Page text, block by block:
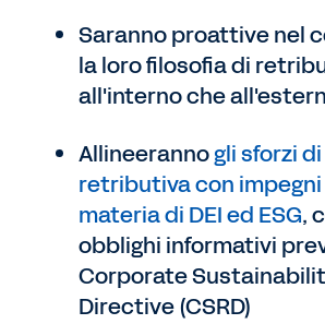
Saranno proattive nel
la loro filosofia di
all'interno che
Allineerannogli sforzi
retributiva con impegni
materia di DEI ed ESG,
obblighi informativi
Corporate
Directive (CSRD)